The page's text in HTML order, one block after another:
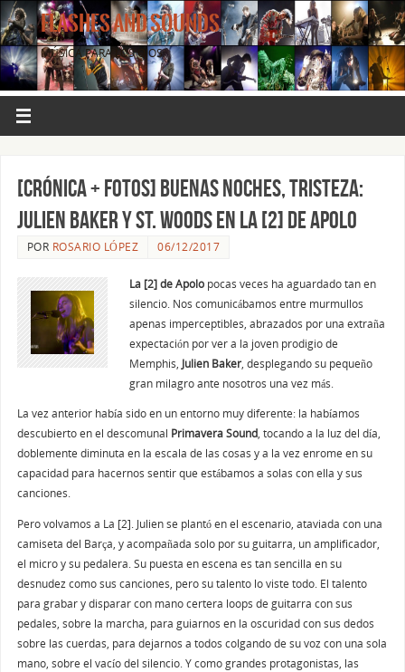
FLASHES AND SOUNDS
MÚSICA PARA LOS OJOS.
[CRÓNICA + FOTOS] Buenas noches, tristeza:
Julien Baker y St. Woods en La [2] de Apolo
POR ROSARIO LÓPEZ 06/12/2017
La [2] de Apolopocas veces ha aguardado tan en
silencio. Nos comunicábamos entre murmullos
apenas imperceptibles, abrazados por una extraña
expectación por ver a la joven prodigio de
Memphis, Julien Baker, desplegando su pequeño
gran milagro ante nosotros una vez más.
La vez anterior había sido en un entorno muy diferente: la habíamos
descubierto en el descomunal Primavera Sound, tocando a la luz del día,
doblemente diminuta en la escala de las cosas y a la vez enrome en su
capacidad para hacernos sentir que estábamos a solas con ella y sus
canciones.
Pero volvamos a La [2]. Julien se plantó en el escenario, ataviada con una
camiseta del Barça, y acompañada solo por su guitarra, un amplificador,
el micro y su pedalera. Su puesta en escena es tan sencilla en su
desnudez como sus canciones, pero su talento lo viste todo. El talento
para grabar y disparar con mano certera loops de guitarra con sus
pedales, sobre la marcha, para guiarnos en la oscuridad con sus dedos
sobre las cuerdas, para dejarnos a todos colgando de su voz con una sola
mano, sobre el vacío del silencio. Y como grandes protagonistas, las